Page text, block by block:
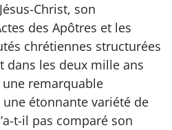
Christ, son
des Apôtres et les
chrétiennes structurées
dans les deux mille ans
une remarquable
étonnante variété de
t-il pas comparé son